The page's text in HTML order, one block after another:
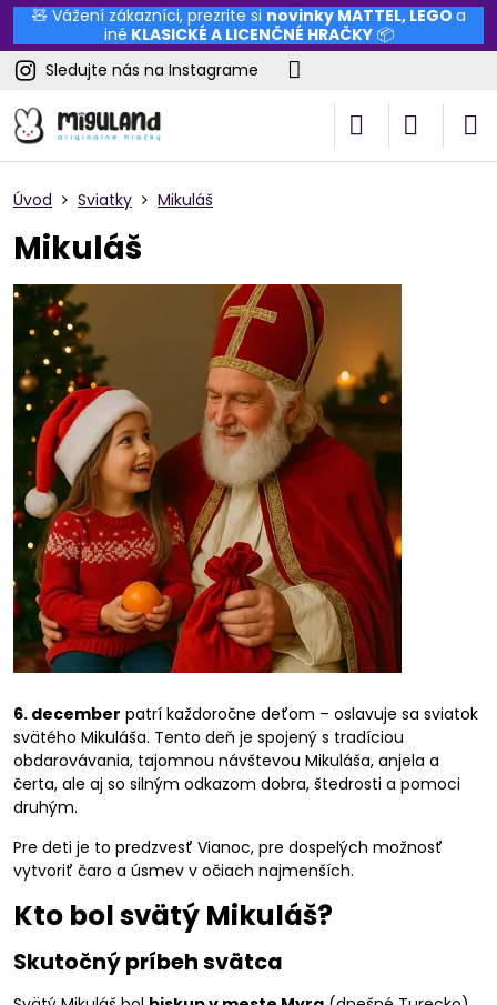
🧸 Vážení zákazníci, prezrite si novinky MATTEL, LEGO a
iné KLASICKÉ A LICENČNÉ HRAČKY📦
Sledujte nás na Instagrame
Úvod Sviatky Mikuláš
Mikuláš
6. december patrí každoročne deťom – oslavuje sa sviatok
svätého Mikuláša. Tento deň je spojený s tradíciou
obdarovávania, tajomnou návštevou Mikuláša, anjela a
čerta, ale aj so silným odkazom dobra, štedrosti a pomoci
druhým.
Pre deti je to predzvesť Vianoc, pre dospelých možnosť
vytvoriť čaro a úsmev v očiach najmenších.
Kto bol svätý Mikuláš?
Skutočný príbeh svätca